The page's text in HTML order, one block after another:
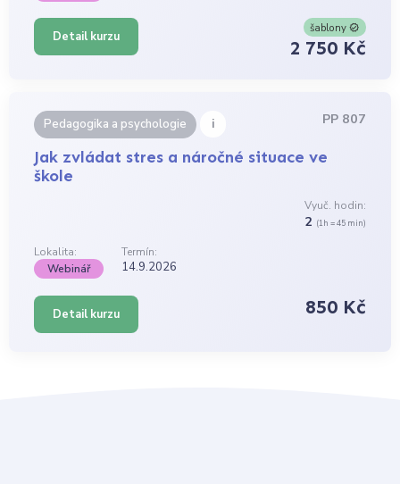
Detail kurzu
šablony
2 750 Kč
Pedagogika a psychologie i PP 807
Jak zvládat stres a náročné situace ve
škole
Vyuč. hodin:
2 (1h = 45 min)
Lokalita:
Termín:
Webinář
14.9.2026
Detail kurzu 850 Kč